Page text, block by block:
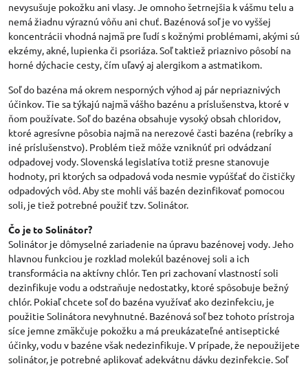
nevysušuje pokožku ani vlasy. Je omnoho šetrnejšia k vášmu telu a
nemá žiadnu výraznú vôňu ani chuť. Bazénová soľ je vo vyššej
koncentrácii vhodná najmä pre ľudí s kožnými problémami, akými sú
ekzémy, akné, lupienka či psoriáza. Soľ taktiež priaznivo pôsobí na
horné dýchacie cesty, čím uľavý aj alergikom a astmatikom.
Soľ do bazéna má okrem nesporných výhod aj pár nepriaznivých
účinkov. Tie sa týkajú najmä vášho bazénu a príslušenstva, ktoré v
ňom používate. Soľ do bazéna obsahuje vysoký obsah chloridov,
ktoré agresívne pôsobia najmä na nerezové časti bazéna (rebríky a
iné príslušenstvo). Problém tiež môže vzniknúť pri odvádzaní
odpadovej vody. Slovenská legislatíva totiž presne stanovuje
hodnoty, pri ktorých sa odpadová voda nesmie vypúšťať do čističky
odpadových vôd. Aby ste mohli váš bazén dezinfikovať pomocou
soli, je tiež potrebné použiť tzv. Solinátor.
Čo je to Solinátor?
Solinátor je dômyselné zariadenie na úpravu bazénovej vody. Jeho
hlavnou funkciou je rozklad molekúl bazénovej soli a ich
transformácia na aktívny chlór. Ten pri zachovaní vlastností soli
dezinfikuje vodu a odstraňuje nedostatky, ktoré spôsobuje bežný
chlór. Pokiaľ chcete soľ do bazéna využívať ako dezinfekciu, je
použitie Solinátora nevyhnutné. Bazénová soľ bez tohoto prístroja
síce jemne zmäkčuje pokožku a má preukázateľné antiseptické
účinky, vodu v bazéne však nedezinfikuje. V prípade, že nepoužijete
solinátor, je potrebné aplikovať adekvátnu dávku dezinfekcie. Soľ